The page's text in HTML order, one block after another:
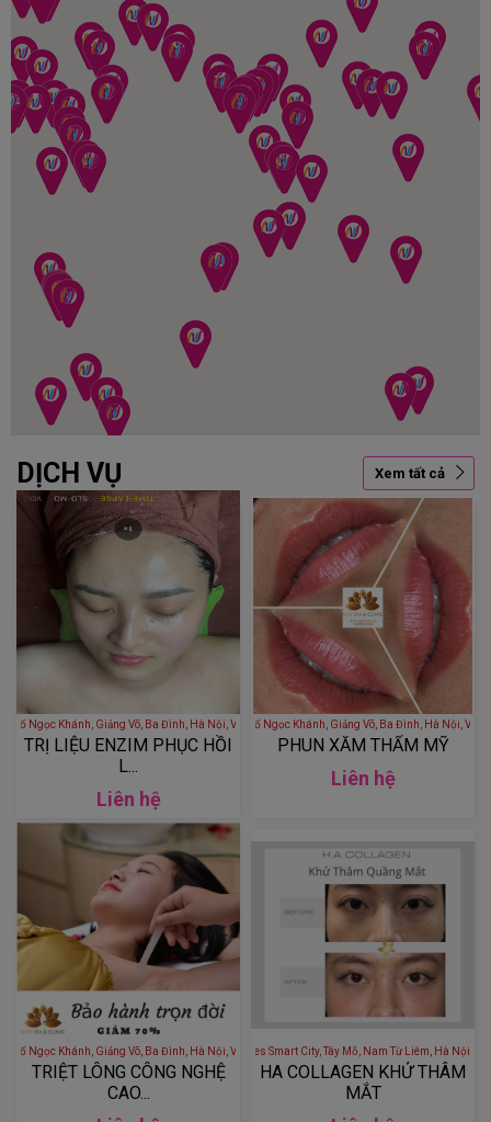
DỊCH VỤ Xem tất cả
KHÁNH - 166 Phố Ngọc Khánh, Giảng Võ, Ba Đình, Hà Nội, Việt Nam
TRỊ LIỆU ENZIM PHỤC HỒI
L...
Liên hệ
MAY SPA 166 NGỌC KHÁNH - 166 Phố Ngọc Khánh, Giảng Võ, Ba
PHUN XĂM THẨM MỸ
Liên hệ
KHÁNH - 166 Phố Ngọc Khánh, Giảng Võ, Ba Đình, Hà Nội, Việt Nam
TRIỆT LÔNG CÔNG NGHỆ
CAO...
LÊ THÚY BEAUTY - S1.02 Vinhomes Smart City, Tây Mỗ, Nam Từ
HA COLLAGEN KHỬ THÂM
MẮT